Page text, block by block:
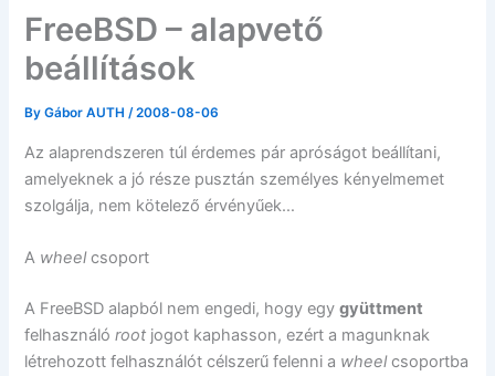
FreeBSD – alapvető
beállítások
ByGábor AUTH/2008-08-06
Az alaprendszeren túl érdemes pár apróságot beállítani,
amelyeknek a jó része pusztán személyes kényelmemet
szolgálja, nem kötelező érvényűek…
A wheelcsoport
A FreeBSD alapból nem engedi, hogy egygyüttment
felhasználóroot jogot kaphasson, ezért a magunknak
létrehozott felhasználót célszerű felenni a wheelcsoportba